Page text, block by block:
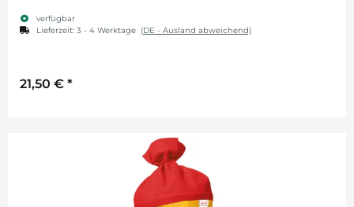
verfügbar
Lieferzeit: 3 - 4 Werktage (DE - Ausland abweichend)
21,50 € *